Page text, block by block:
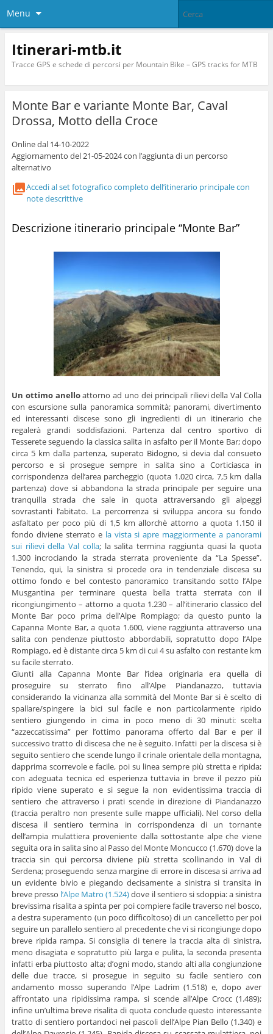
Menu
Itinerari-mtb.it
Tracce GPS e schede di percorsi per Mountain Bike – GPS tracks for MTB
Monte Bar e variante Monte Bar, Caval
Drossa, Motto della Croce
Online dal 14-10-2022
Aggiornamento del 21-05-2024 con l’aggiunta di un percorso
alternativo
Accedi al set fotografico completo dell’itinerario principale con
note descrittive
Descrizione itinerario principale “Monte Bar”
Un ottimo anelloattorno ad uno dei principali rilievi della Val Colla
con escursione sulla panoramica sommità; panorami, divertimento
ed interessanti discese sono gli ingredienti di un itinerario che
regalerà grandi soddisfazioni. Partenza dal centro sportivo di
Tesserete seguendo la classica salita in asfalto per il Monte Bar; dopo
circa 5 km dalla partenza, superato Bidogno, si devia dal consueto
percorso e si prosegue sempre in salita sino a Corticiasca in
corrispondenza dell’area parcheggio (quota 1.020 circa, 7,5 km dalla
partenza) dove si abbandona la strada principale per seguire una
tranquilla strada che sale in quota attraversando gli alpeggi
sovrastanti l’abitato. La percorrenza si sviluppa ancora su fondo
asfaltato per poco più di 1,5 km allorchè attorno a quota 1.150 il
fondo diviene sterrato e la vista si apre maggiormente a panorami
sui rilievi della Val colla; la salita termina raggiunta quasi la quota
1.300 incrociando la strada sterrata proveniente da “La Spesse”.
Tenendo, qui, la sinistra si procede ora in tendenziale discesa su
ottimo fondo e bel contesto panoramico transitando sotto l’Alpe
Musgantina per terminare questa bella tratta sterrata con il
ricongiungimento – attorno a quota 1.230 – all’itinerario classico del
Monte Bar poco prima dell’Alpe Rompiago; da questo punto la
Capanna Monte Bar, a quota 1.600, viene raggiunta attraverso una
salita con pendenze piuttosto abbordabili, sopratutto dopo l’Alpe
Rompiago, ed è distante circa 5 km di cui 4 su asfalto con restante km
su facile sterrato.
Giunti alla Capanna Monte Bar l’idea originaria era quella di
proseguire su sterrato fino all’Alpe Piandanazzo, tuttavia
considerando la vicinanza alla sommità del Monte Bar si è scelto di
spallare/spingere la bici sul facile e non particolarmente ripido
sentiero giungendo in cima in poco meno di 30 minuti: scelta
“azzeccatissima” per l’ottimo panorama offerto dal Bar e per il
successivo tratto di discesa che ne è seguito. Infatti per la discesa si è
seguito sentiero che scende lungo il crinale orientale della montagna,
dapprima scorrevole e facile, poi su linea sempre più stretta e ripida;
con adeguata tecnica ed esperienza tuttavia in breve il pezzo più
ripido viene superato e si segue la non evidentissima traccia di
sentiero che attraverso i prati scende in direzione di Piandanazzo
(traccia peraltro non presente sulle mappe ufficiali). Nel corso della
discesa il sentiero termina in corrispondenza di un tornante
dell’ampia mulattiera proveniente dalla sottostante alpe che viene
seguita ora in salita sino al Passo del Monte Moncucco (1.670) dove la
traccia sin qui percorsa diviene più stretta scollinando in Val di
Serdena; proseguendo senza margine di errore in discesa si arriva ad
un evidente bivio e piegando decisamente a sinistra si transita in
breve presso l’Alpe Matro (1.524)dove il sentiero si sdoppia: a sinistra
brevissima risalita a spinta per poi compiere facile traverso nel bosco,
a destra superamento (un poco difficoltoso) di un cancelletto per poi
seguire un parallelo sentiero al precedente che vi si ricongiunge dopo
breve ripida rampa. Si consiglia di tenere la traccia alta di sinistra,
meno disagiata e sopratutto più larga e pulita, la seconda presenta
infatti erba piuttosto alta; d’ogni modo, stando alti alla congiunzione
delle due tracce, si prosegue in seguito su facile sentiero con
andamento mosso superando l’Alpe Ladrim (1.518) e, dopo aver
affrontato una ripidissima rampa, si scende all’Alpe Crocc (1.489);
infine un’ultima breve risalita di quota conclude questo interessante
tratto di sentiero portandoci nei pascoli dell’Alpe Pian Bello (1.340) e